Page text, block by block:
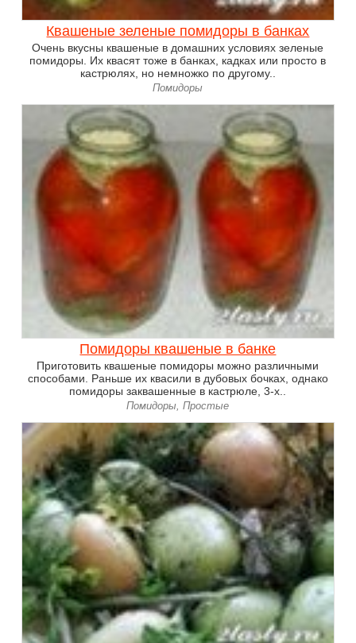
Квашеные зеленые помидоры в банках
Очень вкусны квашеные в домашних условиях зеленые
помидоры. Их квасят тоже в банках, кадках или просто в
кастрюлях, но немножко по другому..
Помидоры
Помидоры квашеные в банке
Приготовить квашеные помидоры можно различными
способами. Раньше их квасили в дубовых бочках, однако
помидоры заквашенные в кастрюле, 3-х..
Помидоры, Простые